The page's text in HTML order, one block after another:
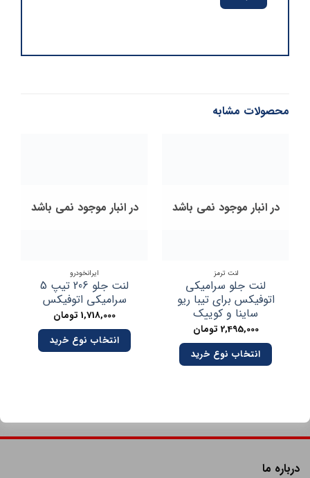
محصولات مشابه
در انبار موجود نمی باشد
لنت ترمز
لنت جلو سرامیکی
اتوفیکس برای تیبا ریو
ساینا و کوییک
2,495,000تومان
انتخاب نوع خرید
در انبار موجود نمی باشد
ایرانخودرو
لنت جلو 206 تیپ 5
سرامیکی اتوفیکس
1,718,000تومان
انتخاب نوع خرید
درباره ما